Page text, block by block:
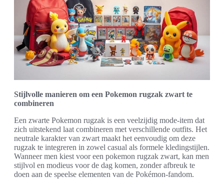
Stijlvolle manieren om een Pokemon rugzak zwart te
combineren
Een zwarte Pokemon rugzak is een veelzijdig mode-item dat
zich uitstekend laat combineren met verschillende outfits. Het
neutrale karakter van zwart maakt het eenvoudig om deze
rugzak te integreren in zowel casual als formele kledingstijlen.
Wanneer men kiest voor een pokemon rugzak zwart, kan men
stijlvol en modieus voor de dag komen, zonder afbreuk te
doen aan de speelse elementen van de Pokémon-fandom.